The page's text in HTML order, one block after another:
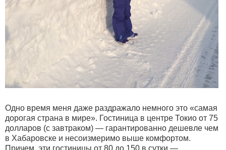
Одно время меня даже раздражало немного это «самая
дорогая страна в мире». Гостиница в центре Токио от 75
долларов (с завтраком) — гарантированно дешевле чем
в Хабаровске и несоизмеримо выше комфортом.
Причем, эти гостиницы от 80 до 150 в сутки —